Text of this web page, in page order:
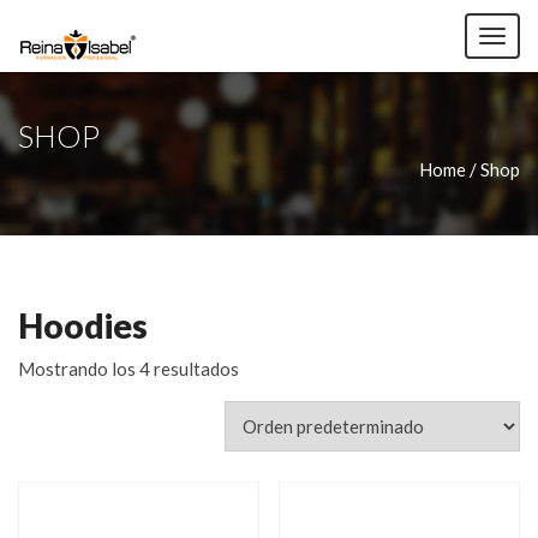
SHOP
Home / Shop
Hoodies
Mostrando los 4 resultados